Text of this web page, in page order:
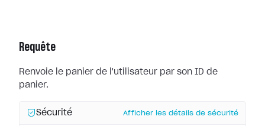
Requête
Renvoie le panier de l'utilisateur par son ID de
panier.
Sécurité Afficher les détails de sécurité